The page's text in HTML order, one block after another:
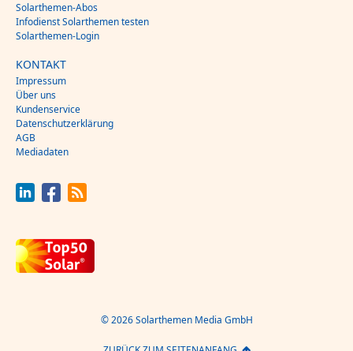
Solarthemen-Abos
Infodienst Solarthemen testen
Solarthemen-Login
KONTAKT
Impressum
Über uns
Kundenservice
Datenschutzerklärung
AGB
Mediadaten
© 2026 Solarthemen Media GmbH